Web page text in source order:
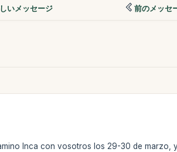
いメッセージ 前のメッセ
Inca con vosotros los 29-30 de marzo,